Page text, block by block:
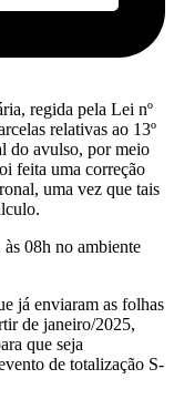
regida pela Lei nº
relativas ao 13º
do avulso, por meio
feita uma correção
uma vez que tais
08h no ambiente
já enviaram as folhas
de janeiro/2025,
que seja
de totalização S-